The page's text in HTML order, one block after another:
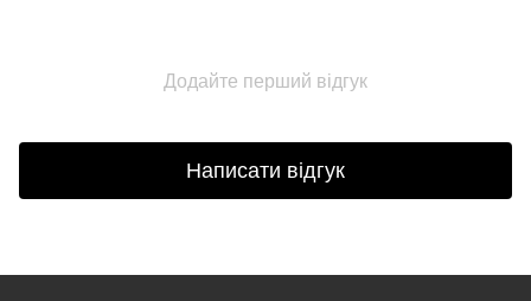
Додайте перший відгук
Написати відгук